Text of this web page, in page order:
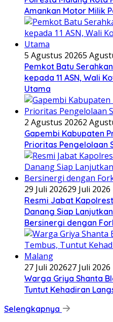
Amankan Motor Milik
5 Agustus 20265
Pemkot Batu
kepada 11 ASN, Wali
Utama
2 Agustus 20262
Gapembi Kabupaten
Prioritas Pengelolaan
29 Juli 202629 Juli 2026
Resmi Jabat
Danang Siap
Bersinergi dengan
27 Juli 202627 Juli 2026
Warga Griya Shanta
Tuntut Kehadiran
Selengkapnya